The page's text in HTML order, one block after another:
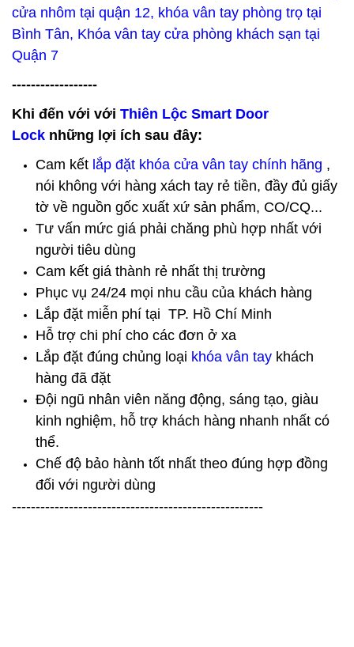
cửa nhôm tại quận 12, khóa vân tay phòng trọ tại
Bình Tân, Khóa vân tay cửa phòng khách sạn tại
Quận 7
------------------
Khi đến với với Thiên Lộc Smart Door
Lock những lợi ích sau đây:
Cam kết lắp đặt khóa cửa vân tay chính hãng ,
nói không với hàng xách tay rẻ tiền, đầy đủ giấy
tờ về nguồn gốc xuất xứ sản phẩm, CO/CQ...
Tư vấn mức giá phải chăng phù hợp nhất với
người tiêu dùng
Cam kết giá thành rẻ nhất thị trường
Phục vụ 24/24 mọi nhu cầu của khách hàng
Lắp đặt miễn phí tại TP. Hồ Chí Minh
Hỗ trợ chi phí cho các đơn ở xa
Lắp đặt đúng chủng loại khóa vân tay khách
hàng đã đặt
Đội ngũ nhân viên năng động, sáng tạo, giàu
kinh nghiệm, hỗ trợ khách hàng nhanh nhất có
thể.
Chế độ bảo hành tốt nhất theo đúng hợp đồng
đối với người dùng
-----------------------------------------------------